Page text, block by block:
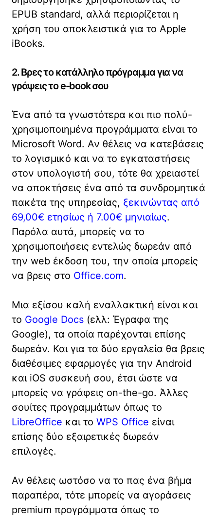
EPUB standard, αλλά περιορίζεται η
χρήση του αποκλειστικά για το Apple
iBooks.
2. Βρες το κατάλληλο πρόγραμμα για να
γράψεις το e-book σου
Ένα από τα γνωστότερα και πιο πολύ-
χρησιμοποιημένα προγράμματα είναι το
Microsoft Word. Αν θέλεις να κατεβάσεις
το λογισμικό και να το εγκαταστήσεις
στον υπολογιστή σου, τότε θα χρειαστεί
να αποκτήσεις ένα από τα συνδρομητικά
πακέτα της υπηρεσίας, ξεκινώντας από
69,00€ ετησίως ή 7.00€ μηνιαίως.
Παρόλα αυτά, μπορείς να το
χρησιμοποιήσεις εντελώς δωρεάν από
την web έκδοση του, την οποία μπορείς
να βρεις στο Office.com.
Μια εξίσου καλή εναλλακτική είναι και
το Google Docs (ελλ: Έγραφα της
Google), τα οποία παρέχονται επίσης
δωρεάν. Και για τα δύο εργαλεία θα βρεις
διαθέσιμες εφαρμογές για την Android
και iOS συσκευή σου, έτσι ώστε να
μπορείς να γράφεις on-the-go. Άλλες
σουίτες προγραμμάτων όπως το
LibreOffice και το WPS Office είναι
επίσης δύο εξαιρετικές δωρεάν
επιλογές.
Αν θέλεις ωστόσο να το πας ένα βήμα
παραπέρα, τότε μπορείς να αγοράσεις
premium προγράμματα όπως το